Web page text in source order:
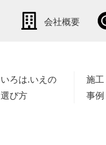
会社概要
いろは.いえの
選び方
施工
事例